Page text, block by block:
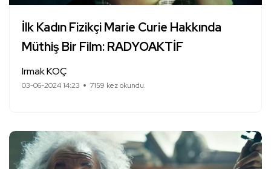
İlk Kadın Fizikçi Marie Curie Hakkında
Müthiş Bir Film: RADYOAKTİF
Irmak KOÇ
03-06-2024 14:23 7159 kez okundu.